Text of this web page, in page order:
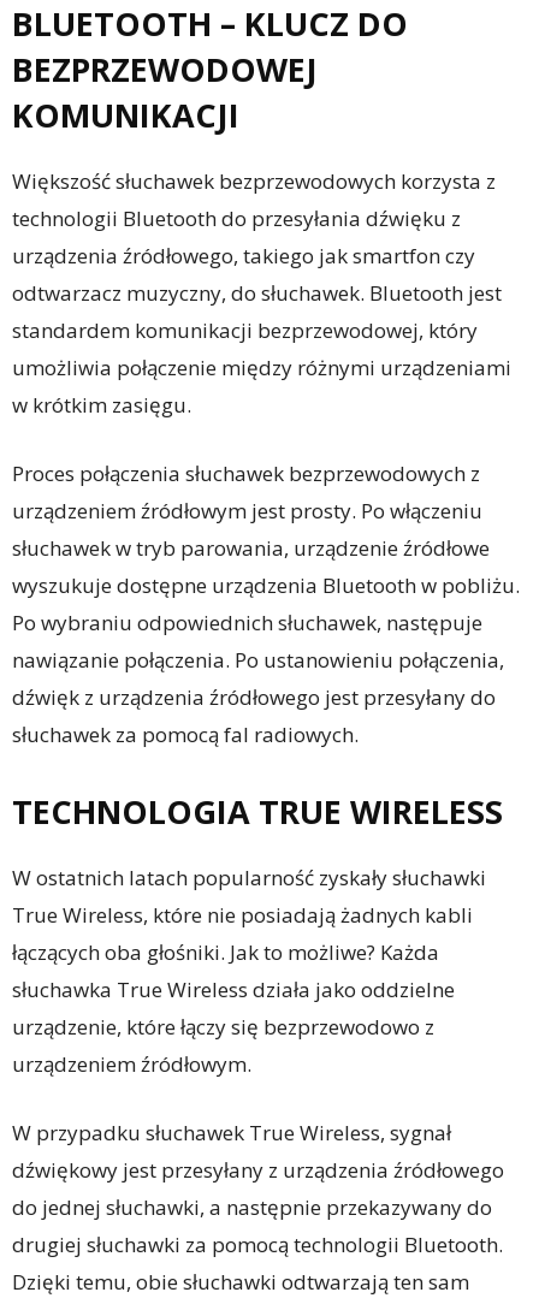
BLUETOOTH – KLUCZ DO
BEZPRZEWODOWEJ
KOMUNIKACJI
Większość słuchawek bezprzewodowych korzysta z
technologii Bluetooth do przesyłania dźwięku z
urządzenia źródłowego, takiego jak smartfon czy
odtwarzacz muzyczny, do słuchawek. Bluetooth jest
standardem komunikacji bezprzewodowej, który
umożliwia połączenie między różnymi urządzeniami
w krótkim zasięgu.
Proces połączenia słuchawek bezprzewodowych z
urządzeniem źródłowym jest prosty. Po włączeniu
słuchawek w tryb parowania, urządzenie źródłowe
wyszukuje dostępne urządzenia Bluetooth w pobliżu.
Po wybraniu odpowiednich słuchawek, następuje
nawiązanie połączenia. Po ustanowieniu połączenia,
dźwięk z urządzenia źródłowego jest przesyłany do
słuchawek za pomocą fal radiowych.
TECHNOLOGIA TRUE WIRELESS
W ostatnich latach popularność zyskały słuchawki
True Wireless, które nie posiadają żadnych kabli
łączących oba głośniki. Jak to możliwe? Każda
słuchawka True Wireless działa jako oddzielne
urządzenie, które łączy się bezprzewodowo z
urządzeniem źródłowym.
W przypadku słuchawek True Wireless, sygnał
dźwiękowy jest przesyłany z urządzenia źródłowego
do jednej słuchawki, a następnie przekazywany do
drugiej słuchawki za pomocą technologii Bluetooth.
Dzięki temu, obie słuchawki odtwarzają ten sam